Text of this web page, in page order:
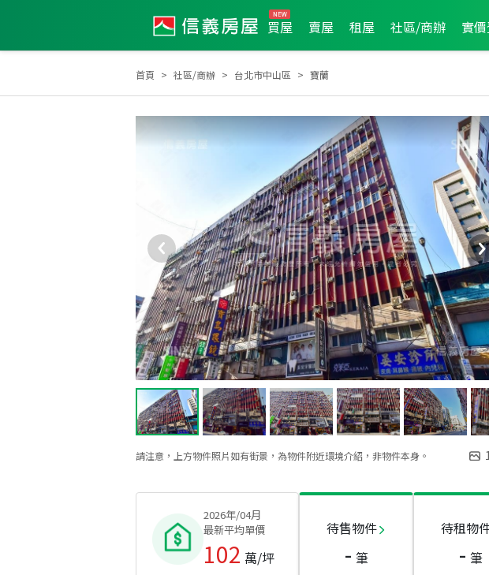
買屋 賣屋 租屋 社區/商辦 實
首頁 社區/商辦 台北市中山區 寶蘭
請注意，上方物件照片如有街景，為物件附近環境介紹，非物件本身。
2026年/04月
最新平均單價
102 萬/坪
待售物件
- 筆
待租物
- 筆